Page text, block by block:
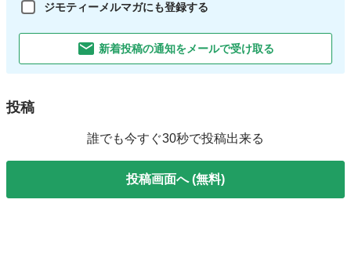
ジモティーメルマガにも登録する
新着投稿の通知をメールで受け取る
投稿
誰でも今すぐ30秒で投稿出来る
投稿画面へ (無料)